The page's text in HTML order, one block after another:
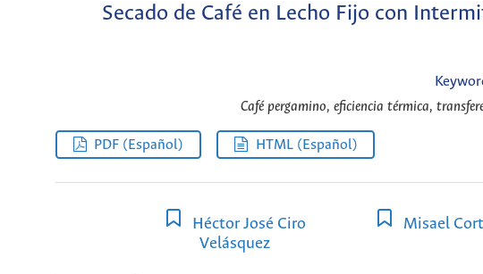
Secado de Café en Lecho Fijo con
Café pergamino, eficiencia térmica,
PDF (Español) HTML (Español)
Héctor José Ciro
Velásquez
Misael